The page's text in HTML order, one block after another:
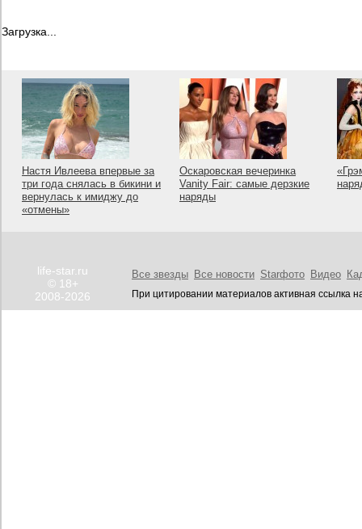
Загрузка...
Настя Ивлеева впервые за
три года снялась в бикини и
вернулась к имиджу до
«отмены»
Оскаровская вечеринка
Vanity Fair: самые дерзкие
наряды
life-star.ru
© 18+
2008-2026
Все звезды Все новости Starфото Видео
При цитировании материалов активная ссылка